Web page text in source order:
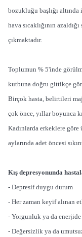
bozukluğu başlığı
hava sıcaklığının
çıkmaktadır.
Toplumun % 5'inde
kutbuna doğru gittikçe
Birçok hasta, belirtileri
çok önce, yıllar boyunca
Kadınlarda erkeklere
aylarında adet öncesi
Kış depresyonunda
- Depresif duygu durum
- Her zaman keyif alınan
- Yorgunluk ya da enerjide
- Değersizlik ya da